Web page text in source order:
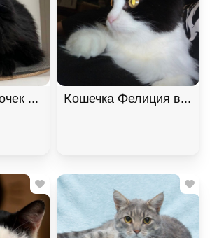
Уголёк ищет дом! В дар!,
Кошечка Фелиция в